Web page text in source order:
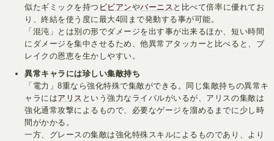
似たギミックを持つ ビビアンやバーニス と比べて倍率に優れてお
り、終結を使う度に最大4回まで発動する事が可能。
「混沌」とは別の形でダメージを出す事が出来るほか、短い時間
にダメージを集中させるため、他異常アタッカーと比べると、ブ
レイクの恩恵を生かしやすい。
異常キャラには珍しい集敵持ち
「電力」8重なら強化特殊で集敵ができる。同じ集敵持ちの異常キ
ャラにはアリス という強力なライバルがいるが、アリスの集敵は
強化通常攻撃によるもので、必要なゲージを溜めるまでに少し時
間がかかる。
一方、グレースの集敵は強化特殊スキルによるものであり、より